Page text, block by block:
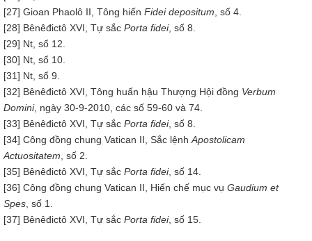
[27] Gioan Phaolô II, Tông hiến Fidei depositum , số 4.
[28] Bênêđictô XVI, Tự sắc Porta fidei, số 8.
[29] Nt, số 12.
[30] Nt, số 10.
[31] Nt, số 9.
[32] Bênêđictô XVI, Tông huấn hậu Thượng Hội đồng Verbum
Domini, ngày 30-9-2010, các số 59-60 và 74.
[33] Bênêđictô XVI, Tự sắc Porta fidei, số 8.
[34] Công đồng chung Vatican II, Sắc lệnh Apostolicam
Actuositatem , số 2.
[35] Bênêđictô XVI, Tự sắc Porta fidei, số 14.
[36] Công đồng chung Vatican II, Hiến chế mục vụ Gaudium et
Spes , số 1.
[37] Bênêđictô XVI, Tự sắc Porta fidei, số 15.